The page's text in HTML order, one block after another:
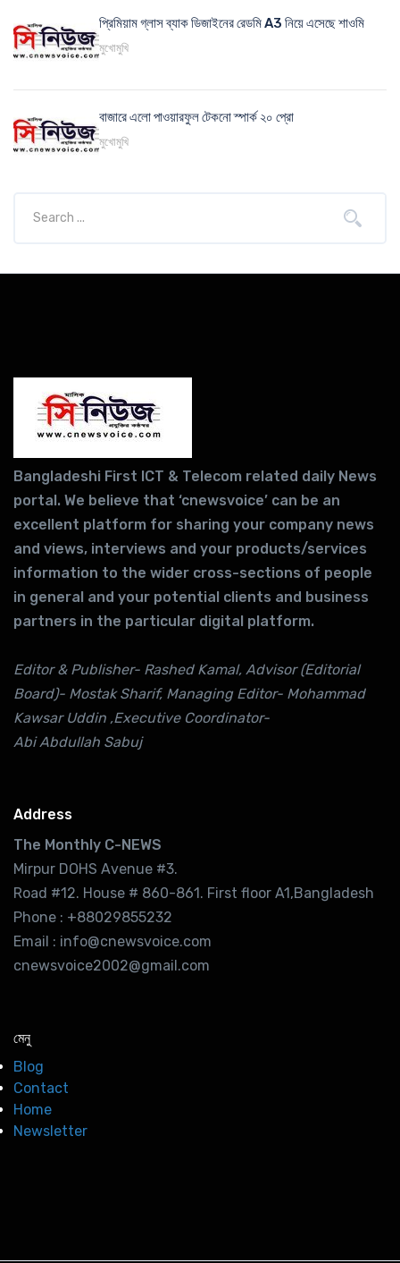
প্রিমিয়াম গ্লাস ব্যাক ডিজাইনের রেডমি A3 নিয়ে এসেছে শাওমি
মুখোমুখি
বাজারে এলো পাওয়ারফুল টেকনো স্পার্ক ২০ প্রো
মুখোমুখি
Bangladeshi First ICT & Telecom related daily News
portal. We believe that ‘cnewsvoice’ can be an
excellent platform for sharing your company news
and views, interviews and your products/services
information to the wider cross-sections of people
in general and your potential clients and business
partners in the particular digital platform.
Editor & Publisher- Rashed Kamal, Advisor (Editorial
Board)- Mostak Sharif, Managing Editor- Mohammad
Kawsar Uddin ,Executive Coordinator-
Abi Abdullah Sabuj
Address
The Monthly C-NEWS
Mirpur DOHS Avenue #3.
Road #12. House # 860-861. First floor A1,Bangladesh
Phone : +88029855232
Email : info@cnewsvoice.com
cnewsvoice2002@gmail.com
মেনু
Blog
Contact
Home
Newsletter